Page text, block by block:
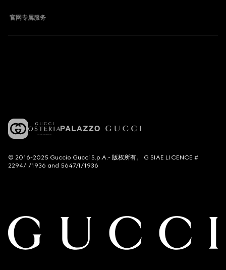
官网专属服务
© 2016-2025 Guccio Gucci S.p.A.- 版权所有。 G SIAE LICENCE #
2294/I/1936 and 5647/I/1936